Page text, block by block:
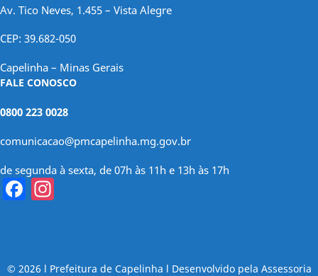
Av. Tico Neves, 1.455 – Vista Alegre
CEP: 39.682-050
Capelinha – Minas Gerais
FALE CONOSCO
0800 223 0028
comunicacao@pmcapelinha.mg.gov.br
de segunda à sexta, de 07h às 11h e 13h às 17h
Facebook
© 2026 l Prefeitura de Capelinha l Desenvolvido pela Assessoria